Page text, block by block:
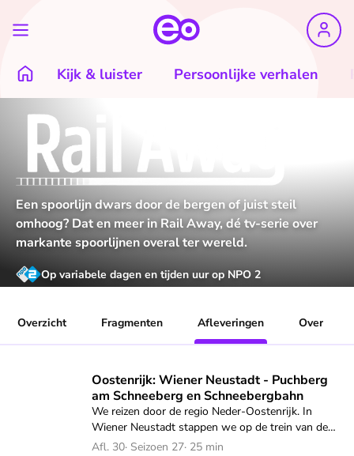
Kijk & luister Persoonlijke verhalen
Een spoorlijn dwars door de bergen of juist steil
omhoog? Dat en meer in Rail Away, dé tv-serie over
markante spoorlijnen overal ter wereld.
Op variabele dagen en tijden uur op NPO 2
Overzicht Fragmenten Afleveringen Over
Oostenrijk: Wiener Neustadt - Puchberg
am Schneeberg en Schneebergbahn
We reizen door de regio Neder-Oostenrijk. In
Wiener Neustadt stappen we op de trein van de
Oostenrijkse Spoorwegen ÖBB voor een treinrit
Afl. 30· Seizoen 27· 25 min
Speel "Oostenrijk: Wiener Neustadt - Puchberg am